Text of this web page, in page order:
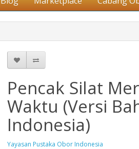
Pencak Silat
Waktu (Versi
Indonesia)
Yayasan Pustaka Obor Indonesia